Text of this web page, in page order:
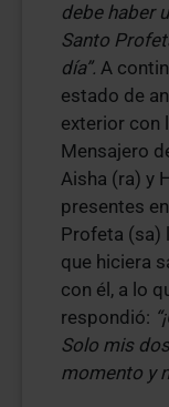
debe haber
Santo
día”. A
estado de
exterior con
Mensajero
Aisha (ra) y
presentes
Profeta (sa)
que hiciera
con él, a lo
respondió:
Solo mis
momento y